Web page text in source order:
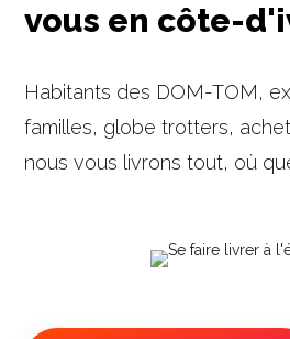
vous en côte-
Habitants des DOM-TOM,
familles, globe trotters,
nous vous livrons tout, où